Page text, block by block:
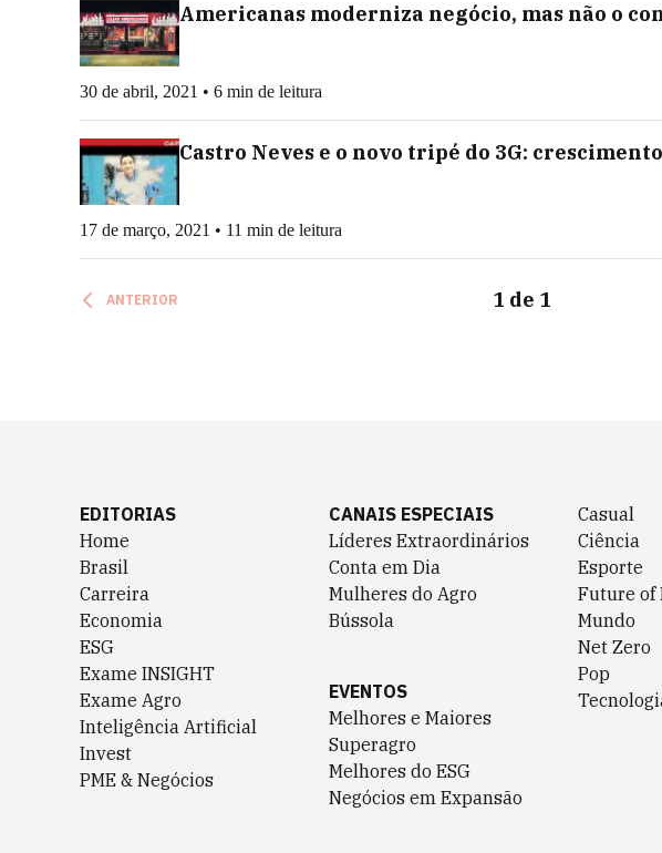
Americanas moderniza negócio, mas não o
30 de abril, 2021 • 6 min de leitura
Castro Neves e o novo tripé do 3G:
17 de março, 2021 • 11 min de leitura
ANTERIOR 1 de 1
EDITORIAS
Home
Brasil
Carreira
Economia
ESG
Exame INSIGHT
Exame Agro
Inteligência Artificial
Invest
PME & Negócios
CANAIS ESPECIAIS
Líderes Extraordinários
Conta em Dia
Mulheres do Agro
Bússola
EVENTOS
Melhores e Maiores
Superagro
Melhores do ESG
Negócios em Expansão
Casual
Ciência
Esporte
Future of
Mundo
Net Zero
Pop